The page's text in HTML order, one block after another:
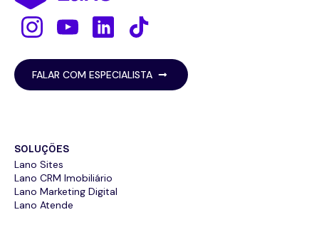
FALAR COM ESPECIALISTA
SOLUÇÕES
Lano Sites
Lano CRM Imobiliário
Lano Marketing Digital
Lano Atende